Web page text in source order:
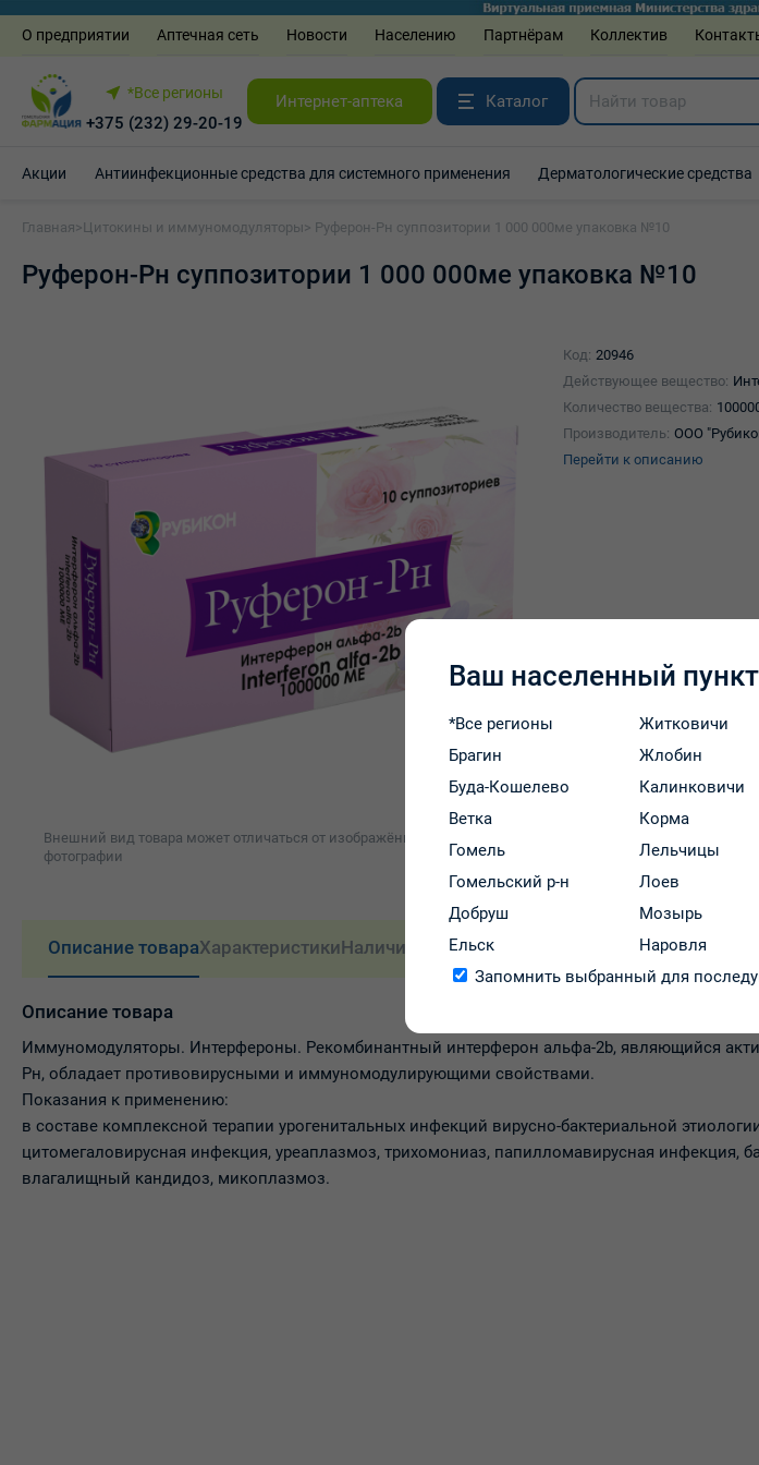
О предприятии Аптечная сеть Новости Населению Партнёрам Коллектив
*Все регионы
+375 (232) 29-20-19
Интернет-аптека Каталог
Акции Антиинфекционные средства для системного применения Дерматологические средства
Главная >Цитокины и иммуномодуляторы > Руферон-Рн суппозитории 1 000 000ме упаковка №10
Руферон-Рн суппозитории 1 000 000ме упаковка №10
Внешний вид товара может отличаться от изображённого на
фотографии
Код: 20946
Действующее вещество:
Количество вещества:
Производитель: ООО
Перейти к описанию
Описание товараХарактеристикиНаличие и ценыОплата и доставка
Описание товара
Иммуномодуляторы. Интерфероны. Рекомбинантный интерферон альфа-2b, являющийся
Рн, обладает противовирусными и иммуномодулирующими свойствами.
Показания к применению:
в составе комплексной терапии урогенитальных инфекций вирусно-бактериальной
цитомегаловирусная инфекция, уреаплазмоз, трихомониаз, папилломавирусная инфекция,
влагалищный кандидоз, микоплазмоз.
Ваш населенный
*Все регионы
Брагин
Буда-Кошелево
Ветка
Гомель
Гомельский р-н
Добруш
Ельск
Житковичи
Жлобин
Калинковичи
Корма
Лельчицы
Лоев
Мозырь
Наровля
Запомнить выбранный для